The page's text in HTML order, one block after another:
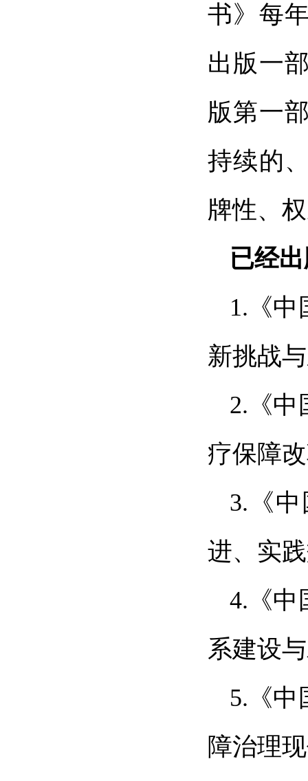
书》每
出版一
版第一
持续的
牌性、
已经
1.《中
新挑战
2.《中
疗保障
3.《
进、实
4.《中
系建设
5.《中
障治理